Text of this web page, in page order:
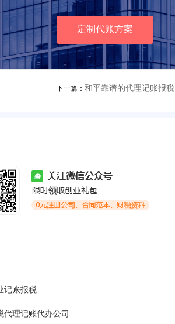
定制代账方案
下一篇： 和平靠谱的代理记账报税
记账报税
代理记账代办公司